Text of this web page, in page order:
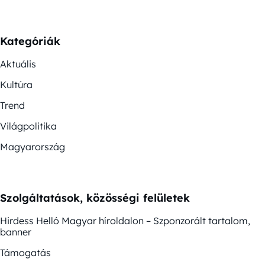
Kategóriák
Aktuális
Kultúra
Trend
Világpolitika
Magyarország
Szolgáltatások, közösségi felületek
Hirdess Helló Magyar híroldalon – Szponzorált tartalom,
banner
Támogatás